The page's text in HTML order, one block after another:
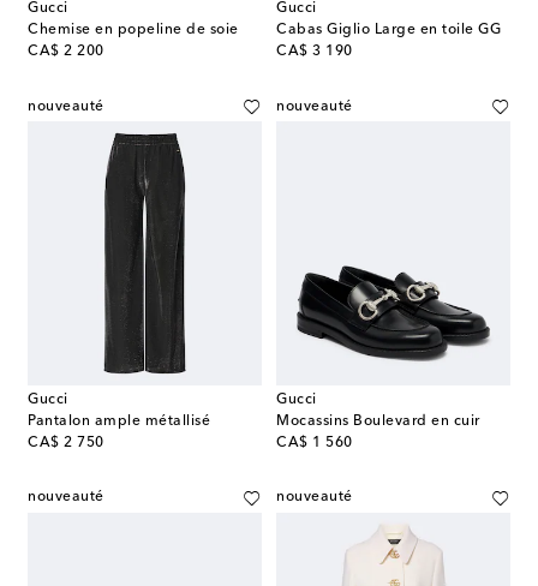
Gucci
Chemise en popeline de soie
CA$ 2 200
original price
Gucci
Cabas Giglio Large en toile GG
CA$ 3 190
original price
nouveauté
Gucci
Pantalon ample métallisé
CA$ 2 750
original price
nouveauté
Gucci
Mocassins Boulevard en cuir
CA$ 1 560
original price
nouveauté nouveauté